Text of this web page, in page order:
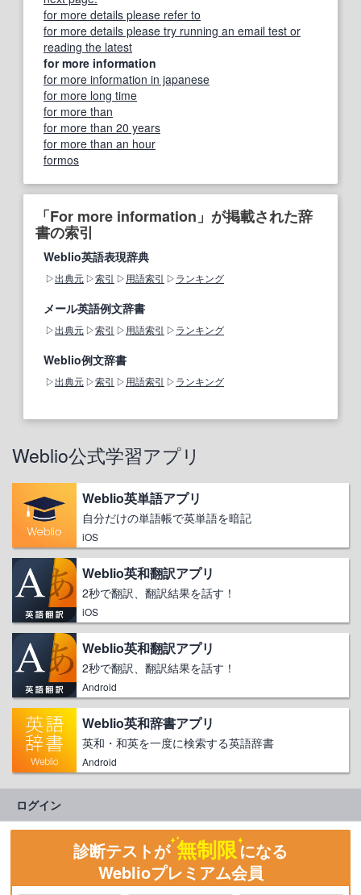
for more details please refer to
for more details please try running an email test or
reading the latest
for more information
for more information in japanese
for more long time
for more than
for more than 20 years
for more than an hour
formos
「For more information」が掲載された辞
書の索引
Weblio英語表現辞典
出典元 索引 用語索引 ランキング
メール英語例文辞書
出典元 索引 用語索引 ランキング
Weblio例文辞書
出典元 索引 用語索引 ランキング
Weblio公式学習アプリ
Weblio英単語アプリ
自分だけの単語帳で英単語を暗記
iOS
Weblio英和翻訳アプリ
2秒で翻訳、翻訳結果を話す！
iOS
Weblio英和翻訳アプリ
2秒で翻訳、翻訳結果を話す！
Android
Weblio英和辞書アプリ
英和・和英を一度に検索する英語辞書
Android
ログイン
診断テストが 無制限になる
Weblioプレミアム会員